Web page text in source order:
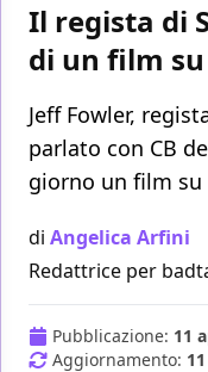
Il regista di
di un film su
Jeff Fowler,
parlato con CB
giorno un film su
di Angelica Arfini
Redattrice per
Pubblicazione: 11
Aggiornamento: